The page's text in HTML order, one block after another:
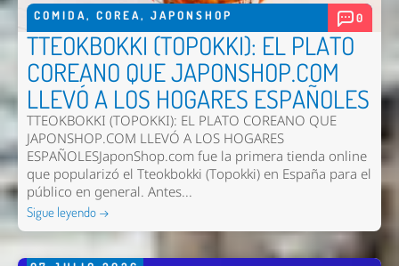
COMIDA, COREA, JAPONSHOP 0
TTEOKBOKKI (TOPOKKI): EL PLATO
COREANO QUE JAPONSHOP.COM
LLEVÓ A LOS HOGARES ESPAÑOLES
TTEOKBOKKI (TOPOKKI): EL PLATO COREANO QUE
JAPONSHOP.COM LLEVÓ A LOS HOGARES
ESPAÑOLESJaponShop.com fue la primera tienda online
que popularizó el Tteokbokki (Topokki) en España para el
público en general. Antes...
Sigue leyendo →
Enviar